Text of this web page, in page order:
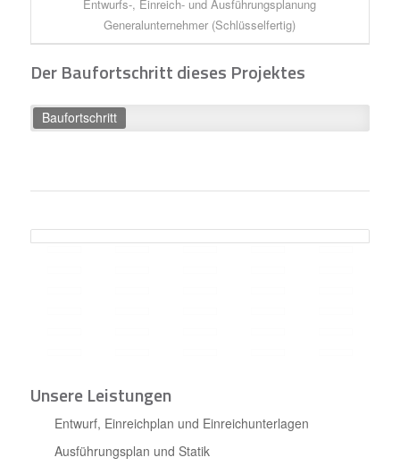
Entwurfs-, Einreich- und Ausführungsplanung
Generalunternehmer (Schlüsselfertig)
Der Baufortschritt dieses Projektes
Baufortschritt
Unsere Leistungen
Entwurf, Einreichplan und Einreichunterlagen
Ausführungsplan und Statik